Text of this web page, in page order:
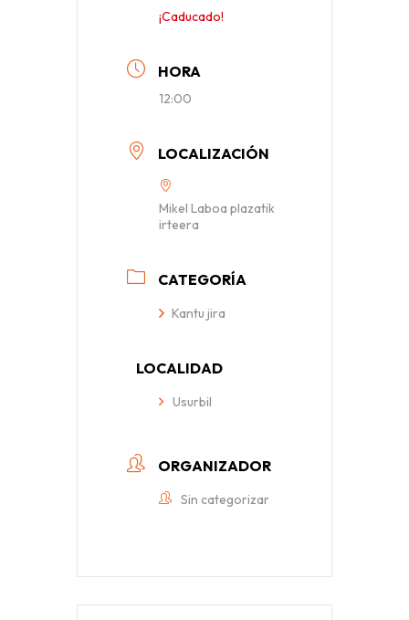
¡Caducado!
HORA
12:00
LOCALIZACIÓN
Mikel Laboa plazatik
irteera
CATEGORÍA
Kantu jira
LOCALIDAD
Usurbil
ORGANIZADOR
Sin categorizar